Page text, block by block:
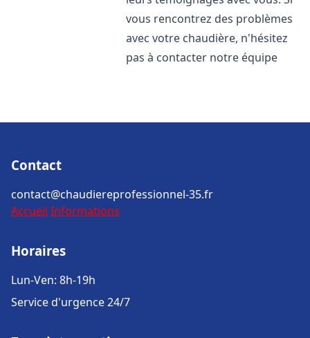
vous rencontrez des problèmes
avec votre chaudière, n'hésitez
pas à contacter notre équipe
Contact
contact@chaudiereprofessionnel-35.fr
Accueil Informations
Horaires
Lun-Ven: 8h-19h
Service d'urgence 24/7